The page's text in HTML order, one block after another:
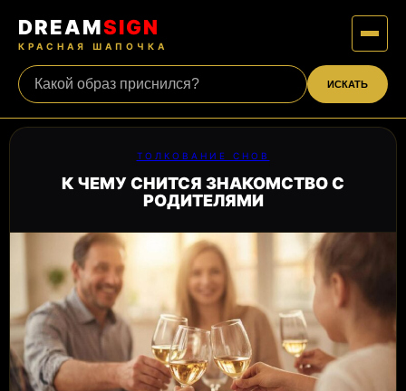
DREAMSIGN
КРАСНАЯ ШАПОЧКА
ИСКАТЬ
ТОЛКОВАНИЕ СНОВ
К ЧЕМУ СНИТСЯ ЗНАКОМСТВО С
РОДИТЕЛЯМИ